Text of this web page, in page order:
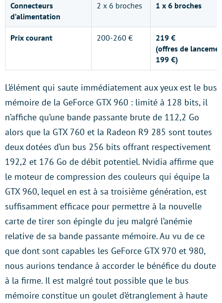
Connecteurs
d’alimentation
2 x 6 broches 1 x 6 broches
Prix courant 200-260 €
219 €
(offres de
199 €)
L’élément qui saute immédiatement aux yeux est le bus
mémoire de la GeForce GTX 960 : limité à 128 bits, il
n’affiche qu’une bande passante brute de 112,2 Go
alors que la GTX 760 et la Radeon R9 285 sont toutes
deux dotées d’un bus 256 bits offrant respectivement
192,2 et 176 Go de débit potentiel. Nvidia affirme que
le moteur de compression des couleurs qui équipe la
GTX 960, lequel en est à sa troisième génération, est
suffisamment efficace pour permettre à la nouvelle
carte de tirer son épingle du jeu malgré l’anémie
relative de sa bande passante mémoire. Au vu de ce
que dont sont capables les GeForce GTX 970 et 980,
nous aurions tendance à accorder le bénéfice du doute
à la firme. Il est malgré tout possible que le bus
mémoire constitue un goulet d’étranglement à haute